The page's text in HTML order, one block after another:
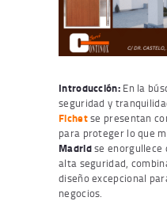
Introducción:En la
seguridad y
Fichetse presentan
para proteger lo que
Madridse enorgullece
alta seguridad,
diseño excepcional
negocios.